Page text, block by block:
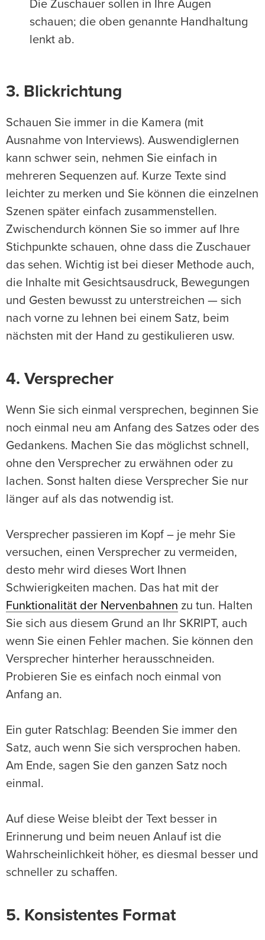
Die Zuschauer sollen in Ihre Augen
schauen; die oben genannte Handhaltung
lenkt ab.
3. Blickrichtung
Schauen Sie immer in die Kamera (mit
Ausnahme von Interviews). Auswendiglernen
kann schwer sein, nehmen Sie einfach in
mehreren Sequenzen auf. Kurze Texte sind
leichter zu merken und Sie können die einzelnen
Szenen später einfach zusammenstellen.
Zwischendurch können Sie so immer auf Ihre
Stichpunkte schauen, ohne dass die Zuschauer
das sehen. Wichtig ist bei dieser Methode auch,
die Inhalte mit Gesichtsausdruck, Bewegungen
und Gesten bewusst zu unterstreichen — sich
nach vorne zu lehnen bei einem Satz, beim
nächsten mit der Hand zu gestikulieren usw.
4. Versprecher
Wenn Sie sich einmal versprechen, beginnen Sie
noch einmal neu am Anfang des Satzes oder des
Gedankens. Machen Sie das möglichst schnell,
ohne den Versprecher zu erwähnen oder zu
lachen. Sonst halten diese Versprecher Sie nur
länger auf als das notwendig ist.
Versprecher passieren im Kopf – je mehr Sie
versuchen, einen Versprecher zu vermeiden,
desto mehr wird dieses Wort Ihnen
Schwierigkeiten machen. Das hat mit der
Funktionalität der Nervenbahnen zu tun. Halten
Sie sich aus diesem Grund an Ihr SKRIPT, auch
wenn Sie einen Fehler machen. Sie können den
Versprecher hinterher herausschneiden.
Probieren Sie es einfach noch einmal von
Anfang an.
Ein guter Ratschlag: Beenden Sie immer den
Satz, auch wenn Sie sich versprochen haben.
Am Ende, sagen Sie den ganzen Satz noch
einmal.
Auf diese Weise bleibt der Text besser in
Erinnerung und beim neuen Anlauf ist die
Wahrscheinlichkeit höher, es diesmal besser und
schneller zu schaffen.
5. Konsistentes Format